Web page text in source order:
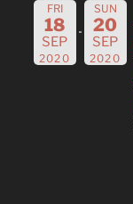
FRI
18
SEP
2020
SUN
20
SEP
2020